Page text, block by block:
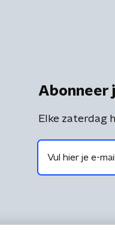
Abonneer
Elke zaterdag